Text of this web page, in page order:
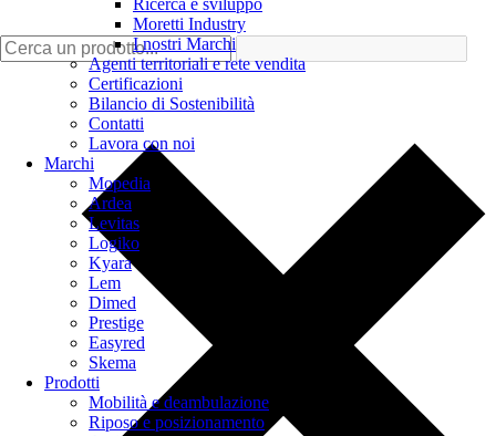
Ricerca e sviluppo
Moretti Industry
I nostri Marchi
Agenti territoriali e rete vendita
Certificazioni
Bilancio di Sostenibilità
Contatti
Lavora con noi
Marchi
Mopedia
Ardea
Levitas
Logiko
Kyara
Lem
Dimed
Prestige
Easyred
Skema
Prodotti
Mobilità e deambulazione
Riposo e posizionamento